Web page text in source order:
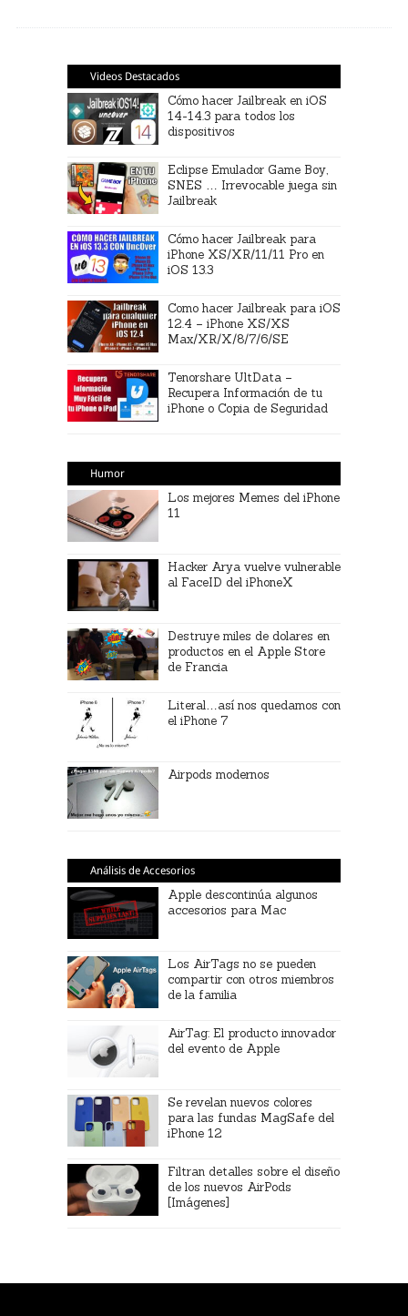
Videos Destacados
Cómo hacer Jailbreak en iOS
14-14.3 para todos los
dispositivos
Eclipse Emulador Game Boy,
SNES … Irrevocable juega sin
Jailbreak
Cómo hacer Jailbreak para
iPhone XS/XR/11/11 Pro en
iOS 13.3
Como hacer Jailbreak para iOS
12.4 – iPhone XS/XS
Max/XR/X/8/7/6/SE
Tenorshare UltData –
Recupera Información de tu
iPhone o Copia de Seguridad
Humor
Los mejores Memes del iPhone
11
Hacker Arya vuelve vulnerable
al FaceID del iPhoneX
Destruye miles de dolares en
productos en el Apple Store
de Francia
Literal…así nos quedamos con
el iPhone 7
Airpods modernos
Análisis de Accesorios
Apple descontinúa algunos
accesorios para Mac
Los AirTags no se pueden
compartir con otros miembros
de la familia
AirTag: El producto innovador
del evento de Apple
Se revelan nuevos colores
para las fundas MagSafe del
iPhone 12
Filtran detalles sobre el diseño
de los nuevos AirPods
[Imágenes]